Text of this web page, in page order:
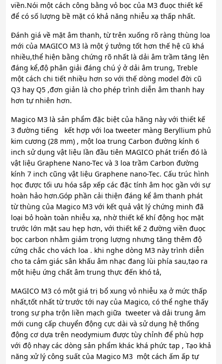
viền.Nói một cách công bằng vỏ bọc của M3 đuọc thiết kế
để có số lượng bề mặt có khả năng nhiễu xạ thấp nhất.
Đánh giá về mặt âm thanh, từ trên xuống rõ ràng thùng loa
mới của MAGICO M3 là một ý tưởng tốt hơn thế hệ cũ khá
nhiều,thể hiện bằng chứng rõ nhất là dải âm trầm tăng lên
đáng kể,độ phân giải đáng chú ý ở dải âm trung, Treble
một cách chi tiết nhiều hơn so với thế dòng model đời cũ
Q3 hay Q5 ,đơn giản là cho phép trình diễn âm thanh hay
hơn tự nhiên hơn.
Magico M3 là sản phẩm đặc biệt của hãng này với thiết kế
3 đường tiếng kết hợp với loa tweeter màng Beryllium phủ
kim cương (28 mm) , một loa trung Carbon đường kính 6
inch sử dụng vật liệu lần đầu tiên MAGICO phát triển đó là
vật liệu Graphene Nano-Tec và 3 loa trầm Carbon đường
kính 7 inch cũng vật liệu Graphene nano-Tec. Cấu trúc hình
học được tối ưu hóa sắp xếp các đặc tính âm học gần với sự
hoàn hảo hơn.Góp phần cải thiện đáng kể âm thanh phát
từ thùng của Magico M3 với kết quả vật lý chứng minh đã
loại bỏ hoàn toàn nhiễu xạ, nhờ thiết kế khí động học mặt
trước lớn mặt sau hẹp hơn, với thiết kế 2 đường viền đuọc
bọc carbon nhằm giảm trọng lượng nhưng tăng thêm độ
cứng chắc cho vách loa . khi nghe dòng M3 này trình diễn
cho ta cảm giác sân khấu âm nhạc đang lùi phía sau,tạo ra
một hiệu ứng chất âm trung thực đến khó tả,
MAGICO M3 có một giá trị bổ xung vỏ nhiễu xạ ở mức thấp
nhất,tốt nhất từ trước tới nay của Magico, có thể nghe thấy
trong sự pha trộn liền mạch giữa tweeter và dải trung âm
mới cung cấp chuyển động cực dài và sử dụng hệ thống
động cơ dựa trên neodymium được tùy chỉnh để phù hợp
với độ nhạy các dòng sản phẩm khác khá phức tạp , Tạo khả
năng xử lý công suất của Magico M3 một cách ấm ấp tự